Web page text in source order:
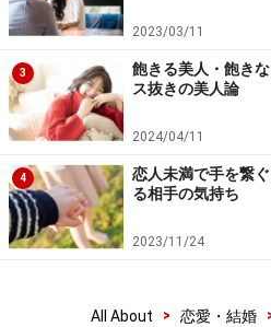
2023/03/11
3
飽きる美人・飽き
ス抜きの美人論
2024/04/11
4
恋人未満で手を繋
る相手の気持ち
2023/11/24
All About > 恋愛・結婚